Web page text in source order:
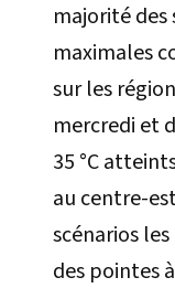
majorité des
maximales
sur les
mercredi et
35 °C
au centre-
scénarios
des pointes